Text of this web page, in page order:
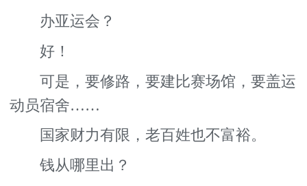
办亚运会？
好！
可是，要修路，要建比赛场馆，要盖运
动员宿舍……
国家财力有限，老百姓也不富裕。
钱从哪里出？